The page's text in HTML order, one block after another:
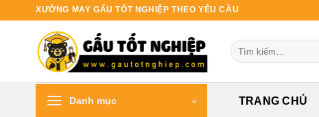
XƯỞNG MAY GẤU TỐT NGHIỆP THEO YÊU CẦU
Tìm
kiếm:
Danh mục TRANG CHỦ